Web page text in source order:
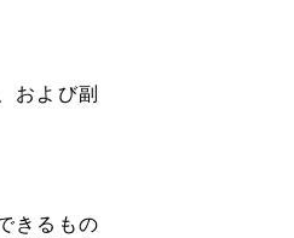
および副
きるもの